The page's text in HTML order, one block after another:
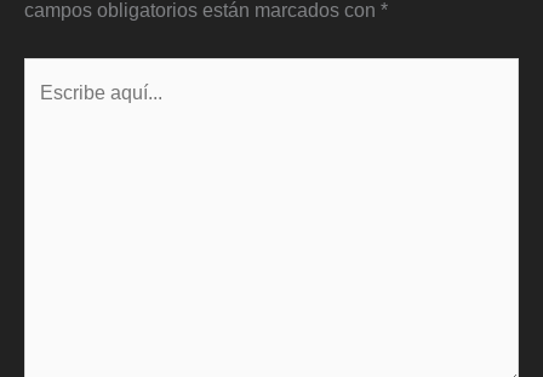
campos obligatorios están marcados con *